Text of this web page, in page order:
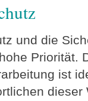
und die
Priorität.
ist